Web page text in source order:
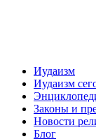
Иудаизм
Иудаизм
Законы и
Новости
Блог